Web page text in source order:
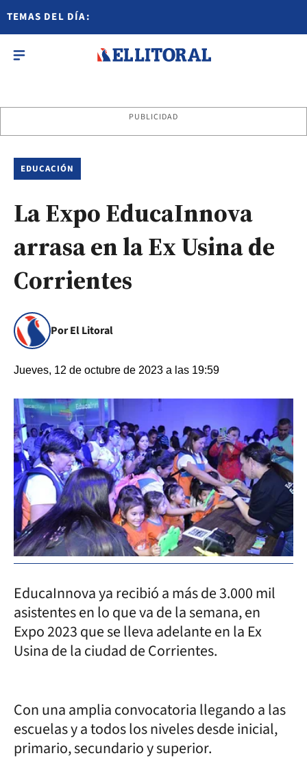
TEMAS DEL DÍA:
PUBLICIDAD
EDUCACIÓN
La Expo EducaInnova
arrasa en la Ex Usina de
Corrientes
Por El Litoral
Jueves, 12 de octubre de 2023 a las 19:59
EducaInnova ya recibió a más de 3.000 mil
asistentes en lo que va de la semana, en
Expo 2023 que se lleva adelante en la Ex
Usina de la ciudad de Corrientes.
Con una amplia convocatoria llegando a las
escuelas y a todos los niveles desde inicial,
primario, secundario y superior.